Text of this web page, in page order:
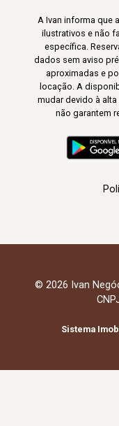
A Ivan informa que
ilustrativos e não
específica.
dados sem aviso
aproximadas e
locação. A
mudar devido à
não garantem
© 2026 Ivan
Sistema